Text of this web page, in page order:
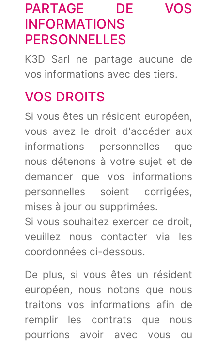
PARTAGE DE VOS
INFORMATIONS
PERSONNELLES
K3D Sarl ne partage aucune de
vos informations avec des tiers.
VOS DROITS
Si vous êtes un résident européen,
vous avez le droit d'accéder aux
informations personnelles que
nous détenons à votre sujet et de
demander que vos informations
personnelles soient corrigées,
mises à jour ou supprimées.
Si vous souhaitez exercer ce droit,
veuillez nous contacter via les
coordonnées ci-dessous.
De plus, si vous êtes un résident
européen, nous notons que nous
traitons vos informations afin de
remplir les contrats que nous
pourrions avoir avec vous ou